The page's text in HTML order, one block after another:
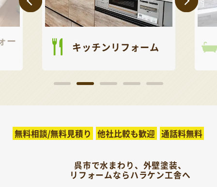
ー キッチンリフォーム
無料相談/無料見積り 他社比較も歓迎 通話料無料
呉市で水まわり、外壁塗装、
リフォームならハラケン工舎へ